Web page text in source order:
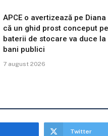
APCE o avertizează pe
că un ghid prost conceput
baterii de stocare va duce la
bani publici
7 august 2026
Twitter